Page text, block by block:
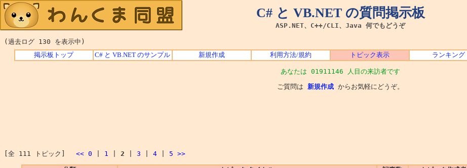
C# と VB.NET の質問掲示板
ASP.NET、C++/CLI、Java 何でもどうぞ
(過去ログ 130 を表示中)
掲示板トップ C# と VB.NET のサンプル 新規作成 利用方法/規約 トピック表示 ランキング
あなたは 01911146 人目の来訪者です
ご質問は 新規作成 からお気軽にどうぞ。
[全 111 トピック] << 0 1 2 3 4 5 >>